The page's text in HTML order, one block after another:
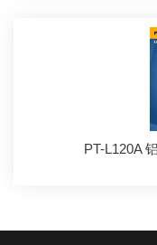
PT-L120A